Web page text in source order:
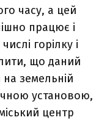
часу, а цей
працює і
горілку і
що даний
земельній
установою,
центр